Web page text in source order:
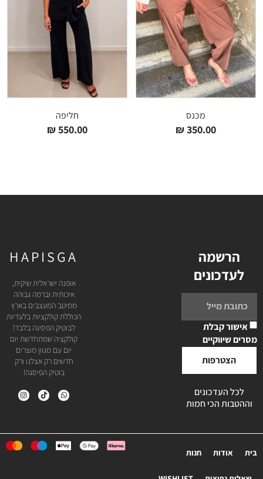
מכנס
350.00
₪
חליפה
550.00
₪
הרשמה
לעדכונים
אישור קבלת
מסרים שיווקיים
הצטרפות
לכל העדכונים
וההטבות הכי חמות
HAPISGA
אופנה ישראלית שיקית,
איכותית וברמה גבוהה
ממיטב המעצבים בארץ
הכוללת קולקציות בלעדיות
לבוטיק הפסיגה בלבד!
קולקציה שמתחדשת יום
יום עם מגוון מוצרים
חדשים רק אצלנו ורק
בוטיק הפיסגה!
בית אודות חנות